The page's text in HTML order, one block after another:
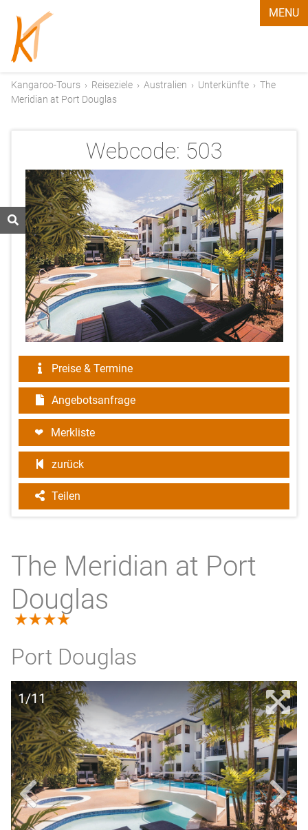
MENU
Kangaroo-Tours › Reiseziele › Australien › Unterkünfte › The
Meridian at Port Douglas
Webcode: 503
Preise & Termine
Angebotsanfrage
Merkliste
zurück
Teilen
The Meridian at Port
Douglas
4.0
Port Douglas
1/11